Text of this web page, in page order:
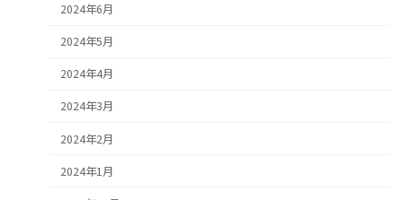
2024年6月
2024年5月
2024年4月
2024年3月
2024年2月
2024年1月